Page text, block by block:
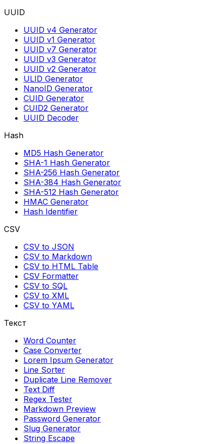
UUID
UUID v4 Generator
UUID v1 Generator
UUID v7 Generator
UUID v3 Generator
UUID v2 Generator
ULID Generator
NanoID Generator
CUID Generator
CUID2 Generator
UUID Decoder
Hash
MD5 Hash Generator
SHA-1 Hash Generator
SHA-256 Hash Generator
SHA-384 Hash Generator
SHA-512 Hash Generator
HMAC Generator
Hash Identifier
CSV
CSV to JSON
CSV to Markdown
CSV to HTML Table
CSV Formatter
CSV to SQL
CSV to XML
CSV to YAML
Текст
Word Counter
Case Converter
Lorem Ipsum Generator
Line Sorter
Duplicate Line Remover
Text Diff
Regex Tester
Markdown Preview
Password Generator
Slug Generator
String Escape